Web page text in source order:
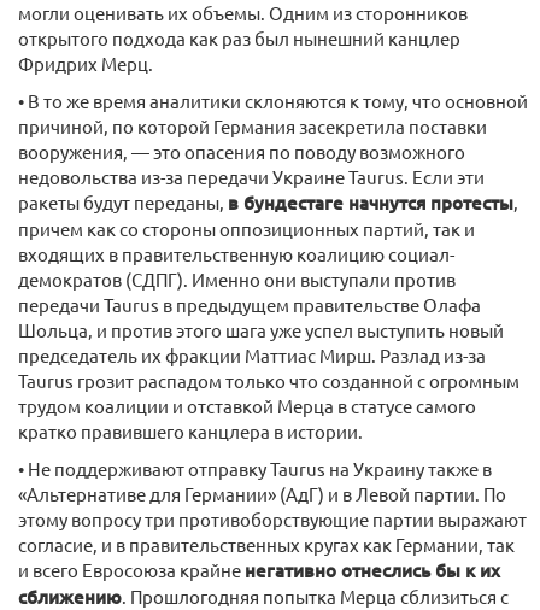
могли оценивать их объемы. Одним из сторонников
открытого подхода как раз был нынешний канцлер
Фридрих Мерц.
• В то же время аналитики склоняются к тому, что основной
причиной, по которой Германия засекретила поставки
вооружения, — это опасения по поводу возможного
недовольства из-за передачи Украине Taurus. Если эти
ракеты будут переданы, в бундестаге начнутся протесты,
причем как со стороны оппозиционных партий, так и
входящих в правительственную коалицию социал-
демократов (СДПГ). Именно они выступали против
передачи Taurus в предыдущем правительстве Олафа
Шольца, и против этого шага уже успел выступить новый
председатель их фракции Маттиас Мирш. Разлад из-за
Taurus грозит распадом только что созданной с огромным
трудом коалиции и отставкой Мерца в статусе самого
кратко правившего канцлера в истории.
• Не поддерживают отправку Taurus на Украину также в
«Альтернативе для Германии» (АдГ) и в Левой партии. По
этому вопросу три противоборствующие партии выражают
согласие, и в правительственных кругах как Германии, так
и всего Евросоюза крайне негативно отнеслись бы к их
сближению. Прошлогодняя попытка Мерца сблизиться с